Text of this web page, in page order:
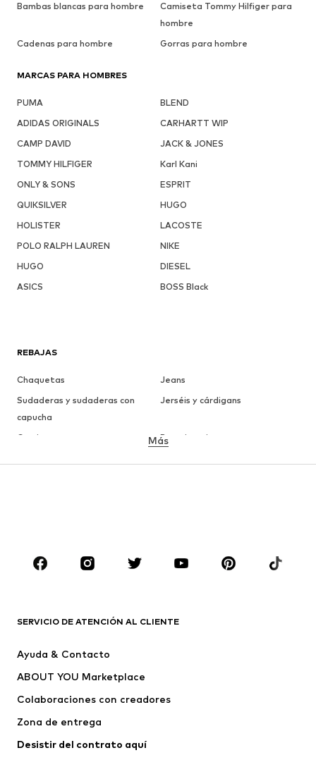
Bambas blancas para hombre
Camiseta Tommy Hilfiger para
hombre
Cadenas para hombre
Gorras para hombre
MARCAS PARA HOMBRES
PUMA
BLEND
ADIDAS ORIGINALS
CARHARTT WIP
CAMP DAVID
JACK & JONES
TOMMY HILFIGER
Karl Kani
ONLY & SONS
ESPRIT
QUIKSILVER
HUGO
HOLISTER
LACOSTE
POLO RALPH LAUREN
NIKE
HUGO
DIESEL
ASICS
BOSS Black
REBAJAS
Chaquetas
Jeans
Sudaderas y sudaderas con
capucha
Jerséis y cárdigans
Camisetas
Ropa interior
ROPA
Camisetas
Jeans
Pantalones
Ropa interior
Jerséis y cárdigans
Trajes y chaquetas
Ropa de baño
Más
SERVICIO DE ATENCIÓN AL CLIENTE
Ayuda & Contacto
ABOUT YOU Marketplace
Colaboraciones con creadores
Zona de entrega
Desistir del contrato aquí